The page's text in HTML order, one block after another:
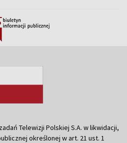
Telewizji Polskiej S.A. w likwidacji,
określonej w art. 21 ust. 1